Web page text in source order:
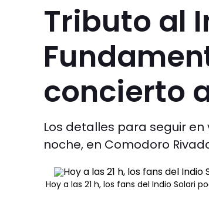
Tributo al
concierto
Los detalles para seguir
noche, en Comodoro
Hoy a las 21 h, los fans del Indio Solari